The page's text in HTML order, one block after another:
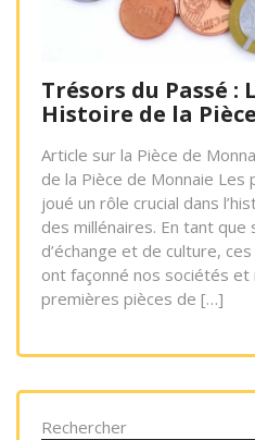
Trésors du Passé :
Histoire de la
Article sur la Pièce de
de la Pièce de Monnaie Les
joué un rôle crucial dans
des millénaires. En tant
d’échange et de culture,
ont façonné nos sociétés et
premières pièces de […]
Rechercher